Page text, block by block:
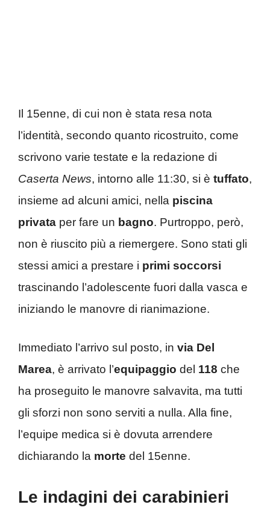
Il 15enne, di cui non è stata resa nota
l’identità, secondo quanto ricostruito, come
scrivono varie testate e la redazione di
Caserta News, intorno alle 11:30, si è tuffato,
insieme ad alcuni amici, nella piscina
privata per fare un bagno. Purtroppo, però,
non è riuscito più a riemergere. Sono stati gli
stessi amici a prestare i primi soccorsi
trascinando l’adolescente fuori dalla vasca e
iniziando le manovre di rianimazione.
Immediato l’arrivo sul posto, in via Del
Marea, è arrivato l’equipaggio del 118 che
ha proseguito le manovre salvavita, ma tutti
gli sforzi non sono serviti a nulla. Alla fine,
l’equipe medica si è dovuta arrendere
dichiarando la morte del 15enne.
Le indagini dei carabinieri